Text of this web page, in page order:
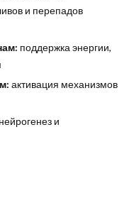
и перепадов
поддержка энергии,
активация механизмов
нейрогенез и